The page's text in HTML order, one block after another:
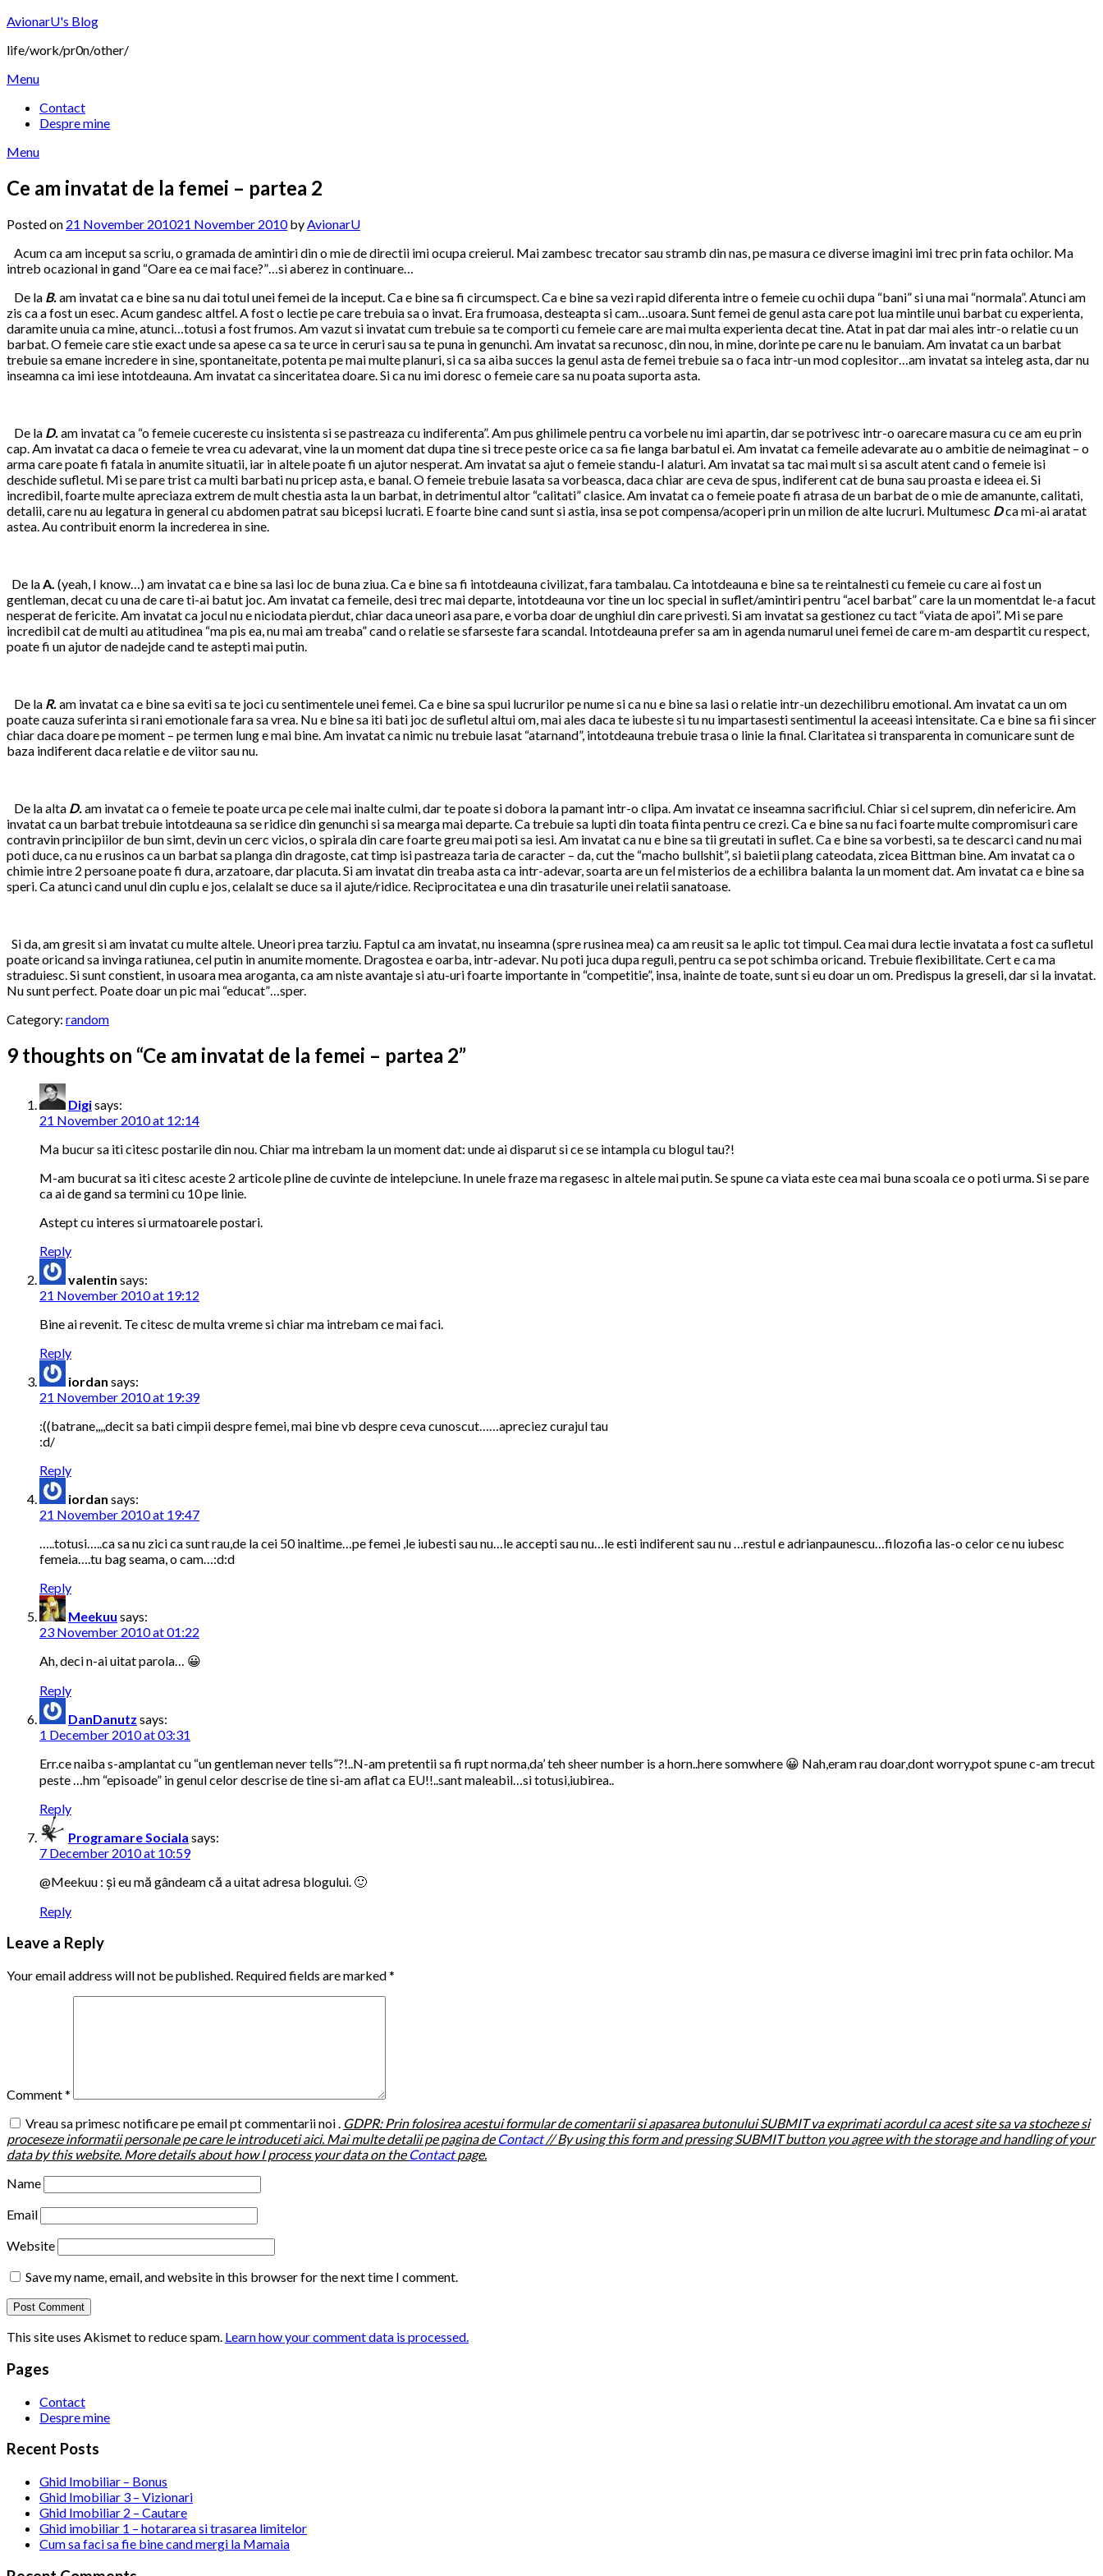
Skip
content
AvionarU's Blog
life/work/pr0n/other/
Menu
Contact
Despre mine
Menu
Ce am invatat de la femei – partea 2
Posted on 21 November 201021 November 2010byAvionarU
Acum ca am inceput sa scriu, o gramada de amintiri din o mie de directii imi ocupa creierul. Mai zambesc trecator sau stramb din nas, pe masura ce diverse imagini imi trec prin fata ochilor. Ma
intreb ocazional in gand “Oare ea ce mai face?”…si aberez in continuare…
De la B.am invatat ca e bine sa nu dai totul unei femei de la inceput. Ca e bine sa fi circumspect. Ca e bine sa vezi rapid diferenta intre o femeie cu ochii dupa “bani” si una mai “normala”. Atunci am
zis ca a fost un esec. Acum gandesc altfel. A fost o lectie pe care trebuia sa o invat. Era frumoasa, desteapta si cam…usoara. Sunt femei de genul asta care pot lua mintile unui barbat cu experienta,
daramite unuia ca mine, atunci…totusi a fost frumos. Am vazut si invatat cum trebuie sa te comporti cu femeie care are mai multa experienta decat tine. Atat in pat dar mai ales intr-o relatie cu un
barbat. O femeie care stie exact unde sa apese ca sa te urce in ceruri sau sa te puna in genunchi. Am invatat sa recunosc, din nou, in mine, dorinte pe care nu le banuiam. Am invatat ca un barbat
trebuie sa emane incredere in sine, spontaneitate, potenta pe mai multe planuri, si ca sa aiba succes la genul asta de femei trebuie sa o faca intr-un mod coplesitor…am invatat sa inteleg asta, dar nu
inseamna ca imi iese intotdeauna. Am invatat ca sinceritatea doare. Si ca nu imi doresc o femeie care sa nu poata suporta asta.
De la D.am invatat ca “o femeie cucereste cu insistenta si se pastreaza cu indiferenta”. Am pus ghilimele pentru ca vorbele nu imi apartin, dar se potrivesc intr-o oarecare masura cu ce am eu prin
cap. Am invatat ca daca o femeie te vrea cu adevarat, vine la un moment dat dupa tine si trece peste orice ca sa fie langa barbatul ei. Am invatat ca femeile adevarate au o ambitie de neimaginat – o
arma care poate fi fatala in anumite situatii, iar in altelepoate fi un ajutor nesperat. Am invatat sa ajut o femeie standu-I alaturi. Am invatat sa tac mai mult si sa ascult atent cand o femeie isi
deschide sufletul. Mi se pare trist ca multi barbati nu pricep asta, e banal. O femeie trebuie lasata sa vorbeasca, daca chiar are ceva de spus, indiferent cat de buna sau proasta e ideea ei. Si
incredibil, foarte multe apreciaza extrem de mult chestia asta la un barbat, in detrimentul altor “calitati” clasice. Am invatat ca o femeie poate fi atrasa de un barbat de o mie de amanunte, calitati,
detalii, care nu au legatura in general cu abdomen patrat sau bicepsi lucrati. E foarte bine cand sunt si astia, insa se pot compensa/acoperi prin un milion de alte lucruri. Multumesc Dca mi-ai aratat
astea. Au contribuit enorm la increderea in sine.
De laA. (yeah, I know…) am invatat ca e bine sa lasi loc de buna ziua. Ca e bine sa fi intotdeauna civilizat, fara tambalau. Ca intotdeauna e bine sa te reintalnesti cu femeie cu care ai fost un
gentleman, decat cu una de care ti-ai batut joc. Am invatat ca femeile, desi trec mai departe, intotdeauna vor tine un loc special in suflet/amintiri pentru “acel barbat” care la un momentdat le-a facut
nesperat de fericite. Am invatat ca jocul nu e niciodata pierdut, chiar daca uneori asa pare, e vorba doar de unghiul din care privesti. Si am invatat sa gestionez cu tact “viata de apoi”. Mi se pare
incredibil cat de multi au atitudinea “ma pis ea, nu mai am treaba” cand o relatie se sfarseste fara scandal. Intotdeauna prefer sa am in agenda numarul unei femei de care m-am despartit cu respect,
poate fi un ajutor de nadejde cand te astepti mai putin.
De la R.am invatat ca e bine sa eviti sa te joci cu sentimentele unei femei. Ca e bine sa spui lucrurilor pe nume si ca nu e bine sa lasi o relatie intr-un dezechilibru emotional. Am invatat ca un om
poate cauza suferinta si rani emotionale fara sa vrea. Nu e bine sa iti bati joc de sufletul altui om, mai ales daca te iubeste si tu nu impartasesti sentimentul la aceeasi intensitate. Ca e bine sa fii sincer
chiar daca doare pe moment – pe termen lung e mai bine. Am invatat ca nimic nu trebuie lasat “atarnand”, intotdeauna trebuie trasa o linie la final. Claritatea si transparenta in comunicare sunt de
baza indiferent daca relatie e de viitor sau nu.
De la alta D.am invatat ca o femeie te poate urca pe cele mai inalte culmi, dar te poate si dobora la pamant intr-o clipa. Am invatat ce inseamna sacrificiul. Chiar si cel suprem, din nefericire. Am
invatat ca un barbat trebuie intotdeauna sa se ridice din genunchi si sa mearga mai departe. Ca trebuie sa lupti din toata fiinta pentru ce crezi. Ca e bine sa nu faci foarte multe compromisuri care
contravin principiilor de bun simt, devin un cerc vicios, o spirala din care foarte greu mai poti sa iesi. Am invatat ca nu e bine sa tii greutati in suflet. Ca e bine sa vorbesti, sa te descarci cand nu mai
poti duce, ca nu e rusinos ca un barbat sa planga din dragoste, cat timp isi pastreaza taria de caracter – da, cut the “macho bullshit”, si baietii plang cateodata, zicea Bittman bine. Am invatat ca o
chimie intre 2 persoane poate fi dura, arzatoare, dar placuta. Si am invatat din treaba asta ca intr-adevar, soarta are un fel misterios de a echilibra balanta la un moment dat. Am invatat ca e bine sa
speri. Ca atunci cand unul din cuplu e jos, celalalt se duce sa il ajute/ridice. Reciprocitatea e una din trasaturile unei relatii sanatoase.
Si da, am gresit si am invatat cu multe altele. Uneori prea tarziu. Faptul ca am invatat, nu inseamna (spre rusinea mea) ca am reusit sa le aplic tot timpul. Cea mai dura lectie invatata a fost ca sufletul
poate oricand sa invinga ratiunea, cel putin in anumite momente. Dragostea e oarba, intr-adevar. Nu poti juca dupa reguli, pentru ca se pot schimba oricand. Trebuie flexibilitate. Cert e ca ma
straduiesc. Si sunt constient, in usoara mea aroganta, ca am niste avantaje si atu-uri foarte importante in “competitie”, insa, inainte de toate, sunt si eu doar un om. Predispus la greseli, dar si la invatat.
Nu sunt perfect. Poate doar un pic mai “educat”…sper.
Category: random
9 thoughts on “Ce am invatat de la femei – partea 2”
Digisays:
21 November 2010 at 12:14
Ma bucur sa iti citesc postarile din nou. Chiar ma intrebam la un moment dat: unde ai disparut si ce se intampla cu blogul tau?!
M-am bucurat sa iti citesc aceste 2 articole pline de cuvinte de intelepciune. In unele fraze ma regasesc in altele mai putin. Se spune ca viata este cea mai buna scoala ce o poti urma. Si se pare
ca ai de gand sa termini cu 10 pe linie.
Astept cu interes si urmatoarele postari.
Reply
valentin says:
21 November 2010 at 19:12
Bine ai revenit. Te citesc de multa vreme si chiar ma intrebam ce mai faci.
Reply
iordan says:
21 November 2010 at 19:39
:((batrane,,,,decit sa bati cimpii despre femei, mai bine vb despre ceva cunoscut……apreciez curajul tau
:d/
Reply
iordan says:
21 November 2010 at 19:47
…..totusi…..ca sa nu zici ca sunt rau,de la cei 50 inaltime…pe femei ,le iubesti sau nu…le accepti sau nu…le esti indiferent sau nu …restul e adrianpaunescu…filozofia las-o celor ce nu iubesc
femeia….tu bag seama, o cam…:d:d
Reply
Meekuu says:
23 November 2010 at 01:22
Ah, deci n-ai uitat parola… 😀
Reply
DanDanutz says:
1 December 2010 at 03:31
Err.ce naiba s-amplantat cu “un gentleman never tells”?!..N-am pretentii sa fi rupt norma,da’ teh sheer number is a horn..here somwhere 😀 Nah,eram rau doar,dont worry,pot spune c-am trecut
peste …hm “episoade” in genul celor descrise de tine si-am aflat ca EU!!..sant maleabil…si totusi,iubirea..
Reply
Programare Sociala says:
7 December 2010 at 10:59
@Meekuu : și eu mă gândeam că a uitat adresa blogului. 🙂
Reply
Leave a Reply
Your email address will not be published. Required fields are marked*
Comment*
Vreau sa primesc notificare pe email pt commentarii noi . GDPR: Prin folosirea acestui formular de comentarii si apasarea butonului SUBMIT va exprimati acordul ca acest site sa va stocheze si
proceseze informatii personale pe care le introduceti aici. Mai multe detalii pe pagina de Contact// By using this form and pressing SUBMIT button you agree with the storage and handling of your
data by this website. More details about how I process your data on the Contactpage.
Name
Email
Website
Save my name, email, and website in this browser for the next time I comment.
This site uses Akismet to reduce spam. Learn how your comment data is processed.
Pages
Contact
Despre mine
Recent Posts
Ghid Imobiliar – Bonus
Ghid Imobiliar 3 – Vizionari
Ghid Imobiliar 2 – Cautare
Ghid imobiliar 1 – hotararea si trasarea limitelor
Cum sa faci sa fie bine cand mergi la Mamaia